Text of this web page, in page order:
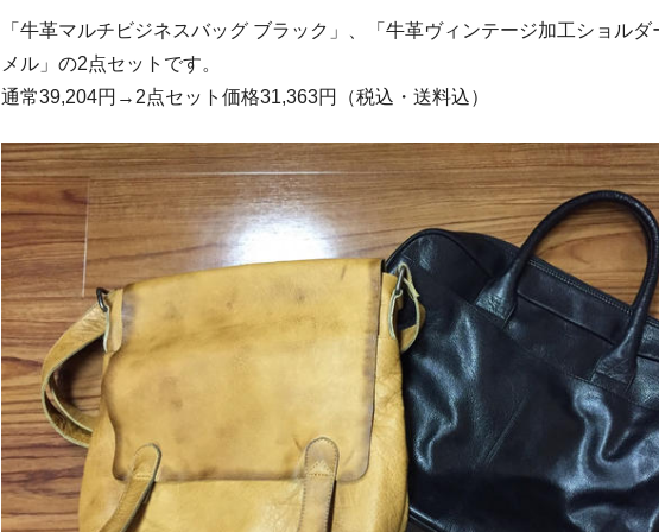
「牛革マルチビジネスバッグ ブラック」、「牛革ヴィンテージ加工ショルダ
メル」の2点セットです。
通常39,204円→2点セット価格31,363円（税込・送料込）